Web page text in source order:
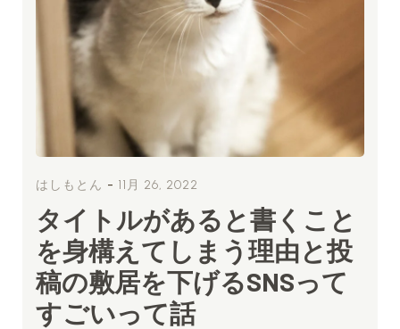
はしもとん - 11月 26, 2022
タイトルがあると書くこと
を身構えてしまう理由と投
稿の敷居を下げるSNSって
すごいって話